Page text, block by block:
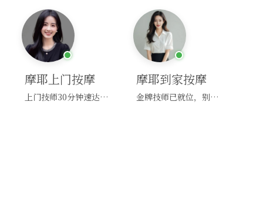
摩耶上门按摩
上门技师30分钟速达，别问，快约！
摩耶到家按摩
金牌技师已就位，别纠结，马上预约！